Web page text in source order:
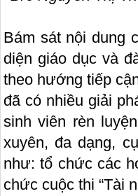
Bám sát nội dung
diện giáo dục và
theo hướng tiếp
đã có nhiều giải
sinh viên rèn
xuyên, đa dạng,
như: tổ chức các
chức cuộc thi “Tài